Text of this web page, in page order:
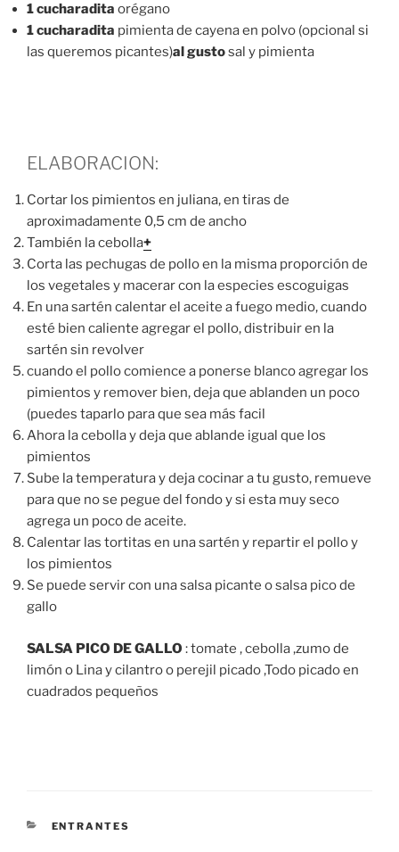
1 cucharadita orégano
1 cucharadita pimienta de cayena en polvo (opcional si
las queremos picantes)al gustosal y pimienta
ELABORACION:
Cortar los pimientos en juliana, en tiras de
aproximadamente 0,5 cm de ancho
También la cebolla+
Corta las pechugas de pollo en la misma proporción de
los vegetales y macerar con la especies escoguigas
En una sartén calentar el aceite a fuego medio, cuando
esté bien caliente agregar el pollo, distribuir en la
sartén sin revolver
cuando el pollo comience a ponerse blanco agregar los
pimientos y remover bien, deja que ablanden un poco
(puedes taparlo para que sea más facil
Ahora la cebolla y deja que ablande igual que los
pimientos
Sube la temperatura y deja cocinar a tu gusto, remueve
para que no se pegue del fondo y si esta muy seco
agrega un poco de aceite.
Calentar las tortitas en una sartén y repartir el pollo y
los pimientos
Se puede servir con una salsa picante o salsa pico de
gallo
SALSA PICO DE GALLO : tomate , cebolla ,zumo de
limón o Lina y cilantro o perejil picado ,Todo picado en
cuadrados pequeños
CATEGORÍAS
ENTRANTES